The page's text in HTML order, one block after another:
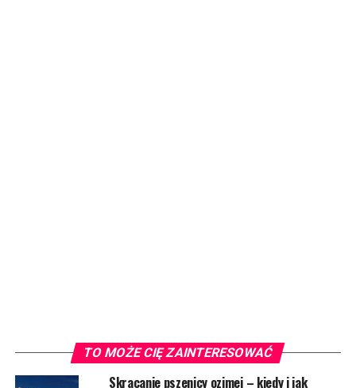
TO MOŻE CIĘ ZAINTERESOWAĆ
Skracanie pszenicy ozimej – kiedy i jak